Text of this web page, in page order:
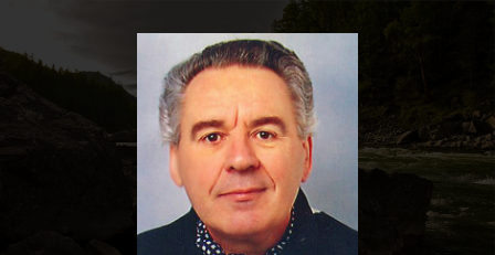
contenu